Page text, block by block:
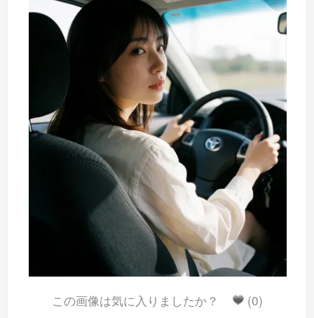
この画像は気に入りましたか？ (0)